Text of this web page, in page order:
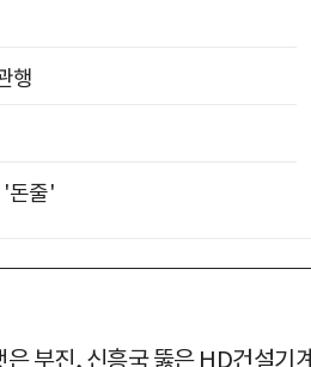
행
'돈줄'
부진, 신흥국 뚫은 HD건설기계